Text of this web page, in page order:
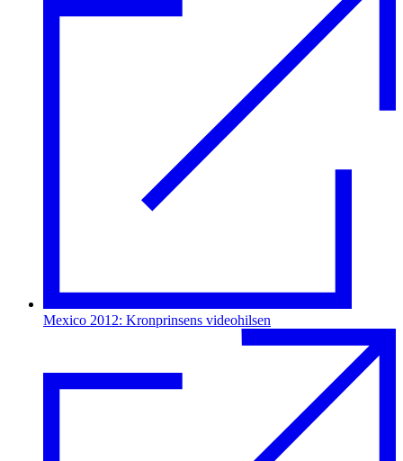
Mexico 2012: Kronprinsens videohilsen